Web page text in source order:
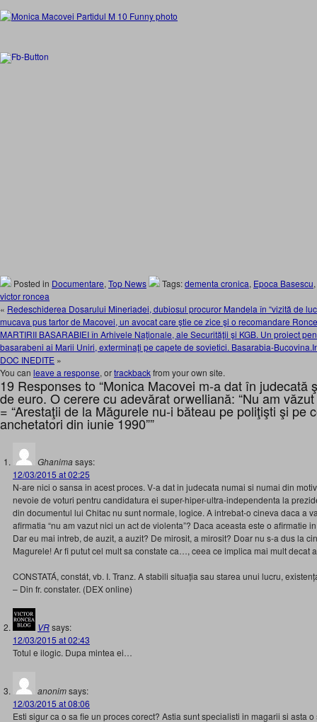
Posted in Documentare, Top News Tags:dementa cronica, Epoca Basescu,
victor roncea
« Redeschiderea Dosarului Mineriadei, dubiosul procuror Mandela în “vizită de
mucava pus tartor de Macovei, un avocat care ştie ce zice şi o recomandare
MARTIRII BASARABIEI în Arhivele Naţionale, ale Securităţii şi KGB. Un proiect
basarabeni ai Marii Uniri, exterminaţi pe capete de sovietici. Basarabia-
DOC INEDITE »
You can leave a response, ortrackbackfrom your own site.
19 Responses to “Monica Macovei m-a dat în judecată
de euro. O cerere cu adevărat orwelliană: “Nu am
= “Arestaţii de la Măgurele nu-i băteau pe poliţişti şi pe
anchetatori din iunie 1990””
Ghanimasays:
12/03/2015 at 02:25
N-are nici o sansa in acest proces. V-a dat in judecata numai si numai din
nevoie de voturi pentru candidatura ei super-hiper-ultra-independenta la
din documentul lui Chitac nu sunt normale, logice. A intrebat-o cineva daca a
afirmatia “nu am vazut nici un act de violenta”? Daca aceasta este o afirmatie
Dar eu mai intreb, de auzit, a auzit? De mirosit, a mirosit? Doar nu s-a dus la
Magurele! Ar fi putut cel mult sa constate ca…, ceea ce implica mai mult decat
CONSTATÁ, constát, vb. I. Tranz. A stabili situația sau starea unui lucru,
– Din fr. constater. (DEX online)
VRsays:
12/03/2015 at 02:43
Totul e ilogic. Dupa mintea ei…
anonimsays:
12/03/2015 at 08:06
Esti sigur ca o sa fie un proces corect? Astia sunt specialisti in magarii si asta